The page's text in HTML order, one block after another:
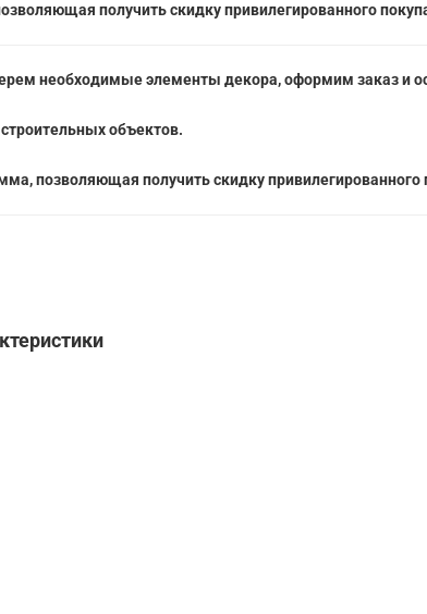
получить скидку привилегированного
необходимые элементы декора, оформим заказ и
объектов.
позволяющая получить скидку привилегированного